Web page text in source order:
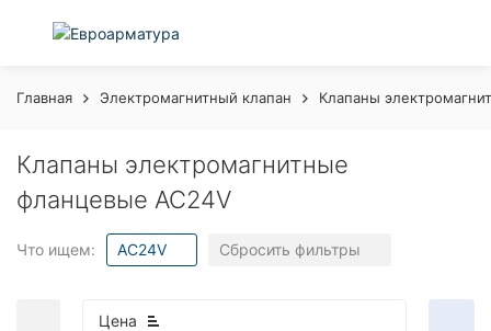
Главная Электромагнитный клапан Клапаны
Клапаны электромагнитные
фланцевые AC24V
Что ищем: AC24V Сбросить фильтры
Цена